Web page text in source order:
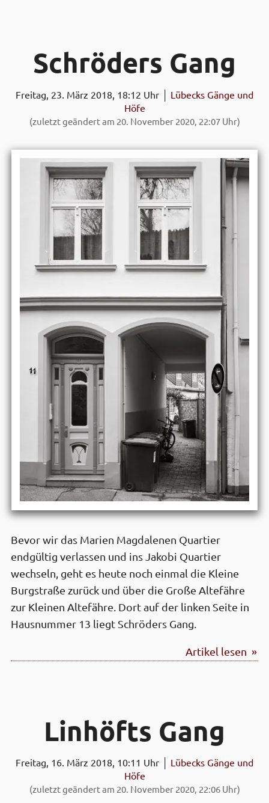
Schröders Gang
Freitag, 23. März 2018, 18:12 Uhr │ Lübecks Gänge und
Höfe
(zuletzt geändert am 20. November 2020, 22:07 Uhr)
Bevor wir das Marien Magdalenen Quartier
endgültig verlassen und ins Jakobi Quartier
wechseln, geht es heute noch einmal die Kleine
Burgstraße zurück und über die Große Altefähre
zur Kleinen Altefähre. Dort auf der linken Seite in
Hausnummer 13 liegt Schröders Gang.
Artikel lesen »
Linhöfts Gang
Freitag, 16. März 2018, 10:11 Uhr │ Lübecks Gänge und
Höfe
(zuletzt geändert am 20. November 2020, 22:06 Uhr)